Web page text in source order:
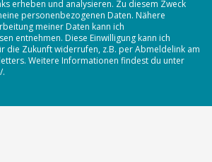
erheben und analysieren. Zu diesem Zweck
personenbezogenen Daten. Nähere
meiner Daten kann ich
entnehmen. Diese Einwilligung kann ich
die Zukunft widerrufen, z.B. per Abmeldelink am
Weitere Informationen findest du unter